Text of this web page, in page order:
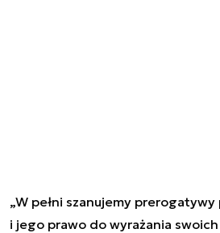
„W pełni szanujemy
i jego prawo do wyrażania